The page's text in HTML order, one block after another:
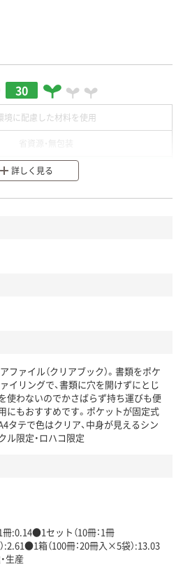
30
境に配慮した材料を使用
・リサイクルしやすい設計
です。下記商品詳細「
／加点項目
」で確認できます。
詳しく見る
ァイル（クリアブック）。書類をポケ
イリングで、書類に穴を開けずにとじ
使わないのでかさばらず持ち運びも便
にもおすすめです。ポケットが固定式
タテで色はクリア、中身が見えるシン
ル限定・ロハコ限定
:0.14●1セット（10冊：1冊
:2.61●1箱（100冊：20冊入×5袋）:13.03
生産